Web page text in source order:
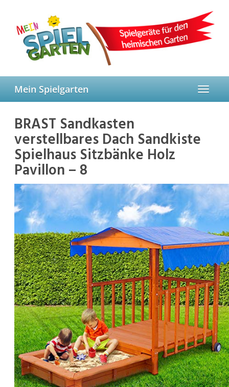
content
Toggle
Mein Spielgarten
BRAST Sandkasten
verstellbares Dach Sandkiste
Spielhaus Sitzbänke Holz
Pavillon – 8